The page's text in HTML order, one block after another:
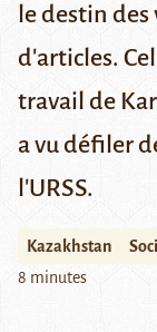
le destin des
d'articles.
travail de
a vu défiler
l'URSS.
Kazakhstan
8 minutes